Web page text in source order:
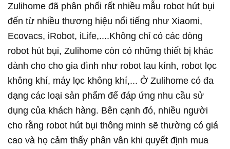
Zulihome đã phân phối rất nhiều mẫu robot hút bụi
đến từ nhiều thương hiệu nổi tiếng như Xiaomi,
Ecovacs, iRobot, iLife,....Không chỉ có các dòng
robot hút bụi, Zulihome còn có những thiết bị khác
dành cho cho gia đình như robot lau kính, robot lọc
không khí, máy lọc không khí,... Ở Zulihome có đa
dạng các loại sản phẩm để đáp ứng nhu cầu sử
dụng của khách hàng. Bên cạnh đó, nhiều người
cho rằng robot hút bụi thông minh sẽ thường có giá
cao và họ cảm thấy phân vân khi quyết định mua